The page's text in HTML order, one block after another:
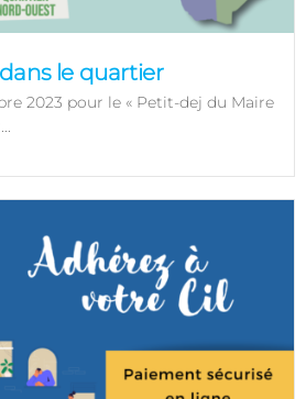
le quartier
2023 pour le « Petit-dej du Maire